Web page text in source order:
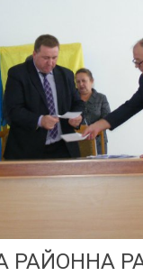
РАЙОННА